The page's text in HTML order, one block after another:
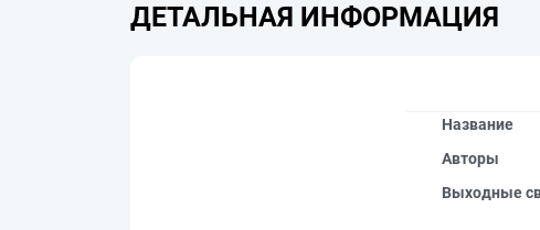
ДЕТАЛЬНАЯ ИНФОРМАЦИЯ
Название
Авторы
Выходные